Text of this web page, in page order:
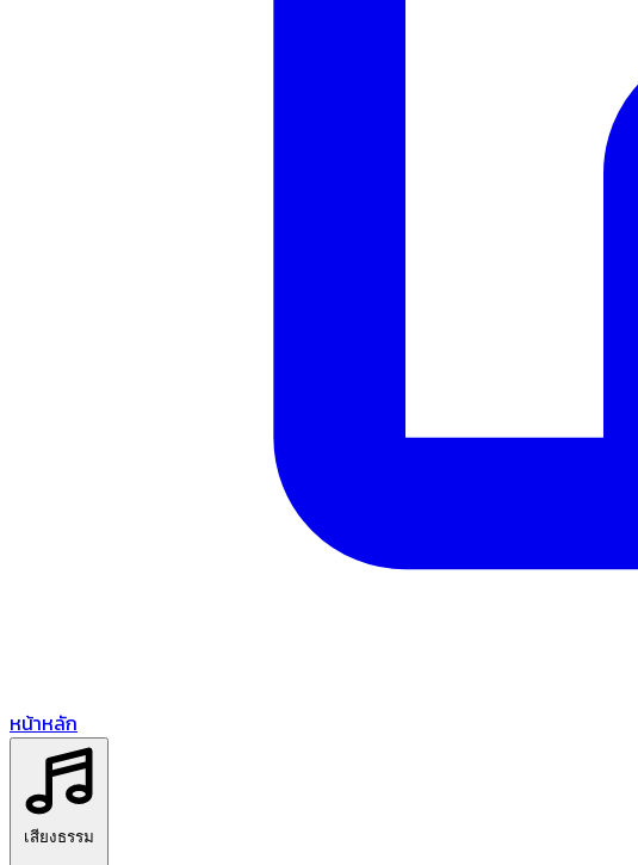
หน้าหลัก
เสียงธรรม